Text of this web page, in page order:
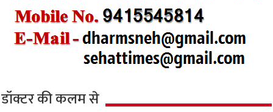
डॉक्टर की कलम से